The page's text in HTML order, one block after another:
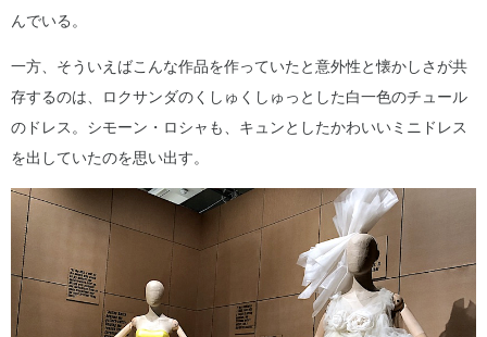
んでいる。
一方、そういえばこんな作品を作っていたと意外性と懐かしさが共
存するのは、ロクサンダのくしゅくしゅっとした白一色のチュール
のドレス。シモーン・ロシャも、キュンとしたかわいいミニドレス
を出していたのを思い出す。